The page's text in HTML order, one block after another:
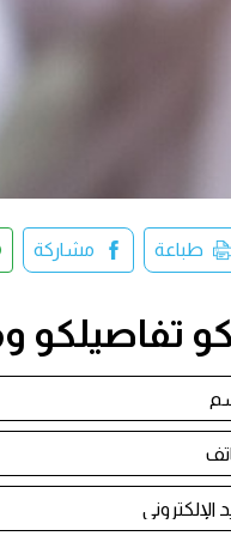
طباعة مشاركة
تفاصيلكو